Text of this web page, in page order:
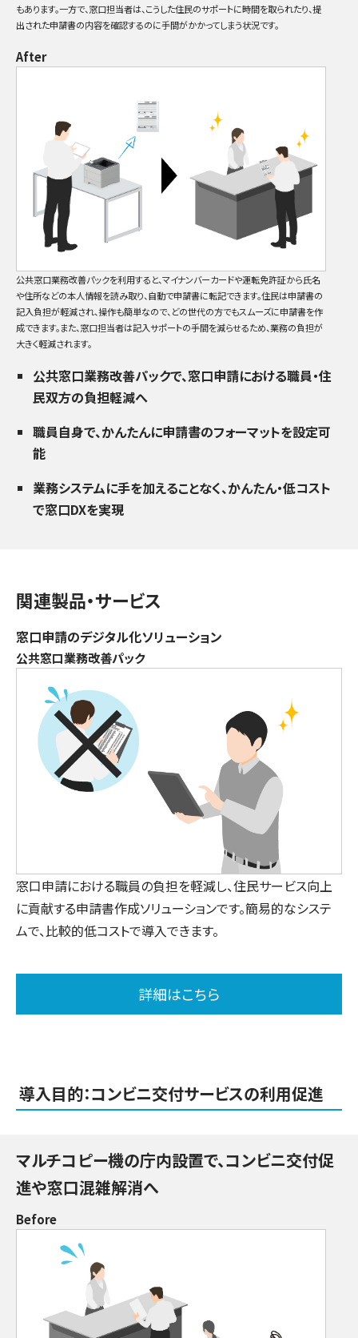
もあります。一方で、窓口担当者は、こうした住民のサポートに時間を取られたり、提
出された申請書の内容を確認するのに手間がかかってしまう状況です。
After
公共窓口業務改善パックを利用すると、マイナンバーカードや運転免許証から氏名
や住所などの本人情報を読み取り、自動で申請書に転記できます。住民は申請書の
記入負担が軽減され、操作も簡単なので、どの世代の方でもスムーズに申請書を作
成できます。また、窓口担当者は記入サポートの手間を減らせるため、業務の負担が
大きく軽減されます。
公共窓口業務改善パックで、窓口申請における職員・住
民双方の負担軽減へ
職員自身で、かんたんに申請書のフォーマットを設定可
能
業務システムに手を加えることなく、かんたん・低コスト
で窓口DXを実現
関連製品・サービス
窓口申請のデジタル化ソリューション
公共窓口業務改善パック
窓口申請における職員の負担を軽減し、住民サービス向上
に貢献する申請書作成ソリューションです。簡易的なシステ
ムで、比較的低コストで導入できます。
詳細はこちら
導入目的：コンビニ交付サービスの利用促進
マルチコピー機の庁内設置で、コンビニ交付促
進や窓口混雑解消へ
Before